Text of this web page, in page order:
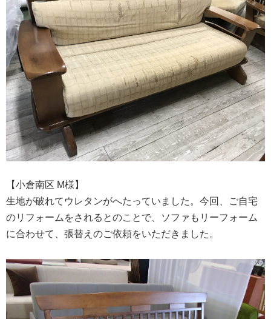
【小倉南区 M様】
生地が破れてウレタンがへたっていました。今回、ご自宅
のリフォームをされるとのことで、ソファもリーフォーム
に合わせて、張替えのご依頼をいただきました。